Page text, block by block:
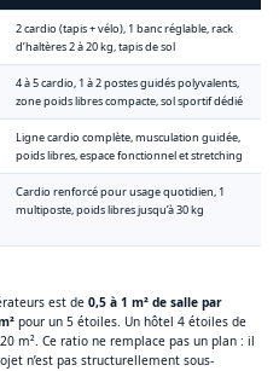
2 cardio (tapis + vélo), 1 banc réglable, rack
d’haltères 2 à 20 kg, tapis de sol
4 à 5 cardio, 1 à 2 postes guidés polyvalents,
zone poids libres compacte, sol sportif dédié
Ligne cardio complète, musculation guidée,
poids libres, espace fonctionnel et stretching
Cardio renforcé pour usage quotidien, 1
multiposte, poids libres jusqu’à 30 kg
est de 0,5 à 1 m² de salle par
pour un 5 étoiles. Un hôtel 4 étoiles de
m². Ce ratio ne remplace pas un plan : il
n’est pas structurellement sous-